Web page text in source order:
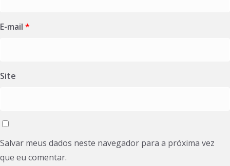
E-mail *
Site
Salvar meus dados neste navegador para a próxima vez
que eu comentar.